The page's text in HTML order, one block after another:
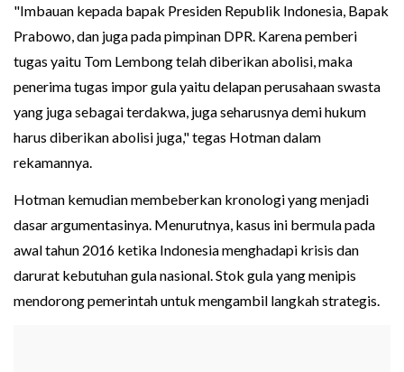
"Imbauan kepada bapak Presiden Republik Indonesia, Bapak
Prabowo, dan juga pada pimpinan DPR. Karena pemberi
tugas yaitu Tom Lembong telah diberikan abolisi, maka
penerima tugas impor gula yaitu delapan perusahaan swasta
yang juga sebagai terdakwa, juga seharusnya demi hukum
harus diberikan abolisi juga," tegas Hotman dalam
rekamannya.
Hotman kemudian membeberkan kronologi yang menjadi
dasar argumentasinya. Menurutnya, kasus ini bermula pada
awal tahun 2016 ketika Indonesia menghadapi krisis dan
darurat kebutuhan gula nasional. Stok gula yang menipis
mendorong pemerintah untuk mengambil langkah strategis.